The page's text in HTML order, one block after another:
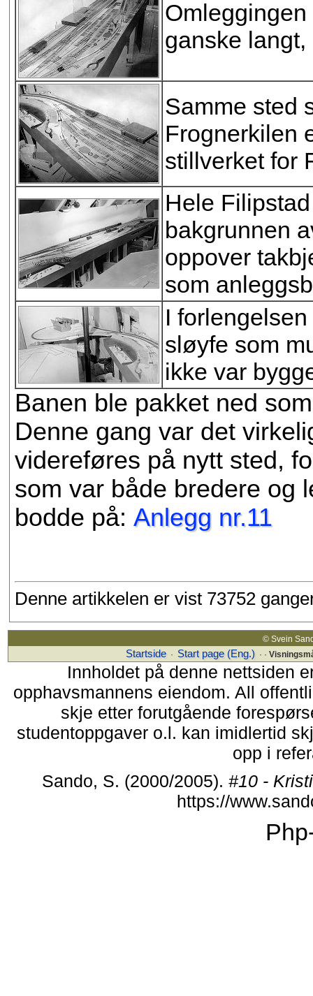
ganske
Samme sted
Frognerkilen
stillverket for
Hele
bakgrunnen
oppover
som
I
sløyfe som
ikke var
Banen ble pakket ned
Denne gang var det
videreføres på nytt sted,
som var både bredere og
bodde på: Anlegg nr.11
Denne artikkelen er vist 73752
© Svein
Startside · Start page (Eng.) · ·
Innholdet på denne nettsiden
opphavsmannens eiendom. All
skje etter forutgående
studentoppgaver o.l. kan imidlertid
opp i
Sando, S. (2000/2005). #10 -
https://